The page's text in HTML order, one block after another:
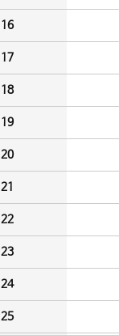
16
17
18
19
20
21
22
23
24
25